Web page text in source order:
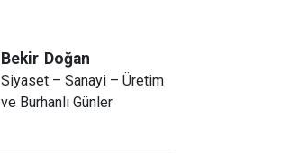
Bekir Doğan
Siyaset – Sanayi – Üretim
ve Burhanlı Günler